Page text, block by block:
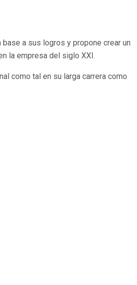
a sus logros y propone crear un
la empresa del siglo XXI.
como tal en su larga carrera como